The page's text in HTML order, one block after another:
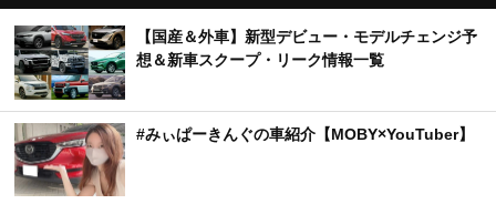
【国産＆外車】新型デビュー・モデルチェンジ予
想＆新車スクープ・リーク情報一覧
#みぃぱーきんぐの車紹介【MOBY×YouTuber】